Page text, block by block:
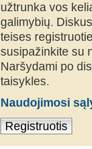
užtrunka vos
galimybių.
teises
susipažinkite su
Naršydami po
taisykles.
Naudojimosi
Registruotis